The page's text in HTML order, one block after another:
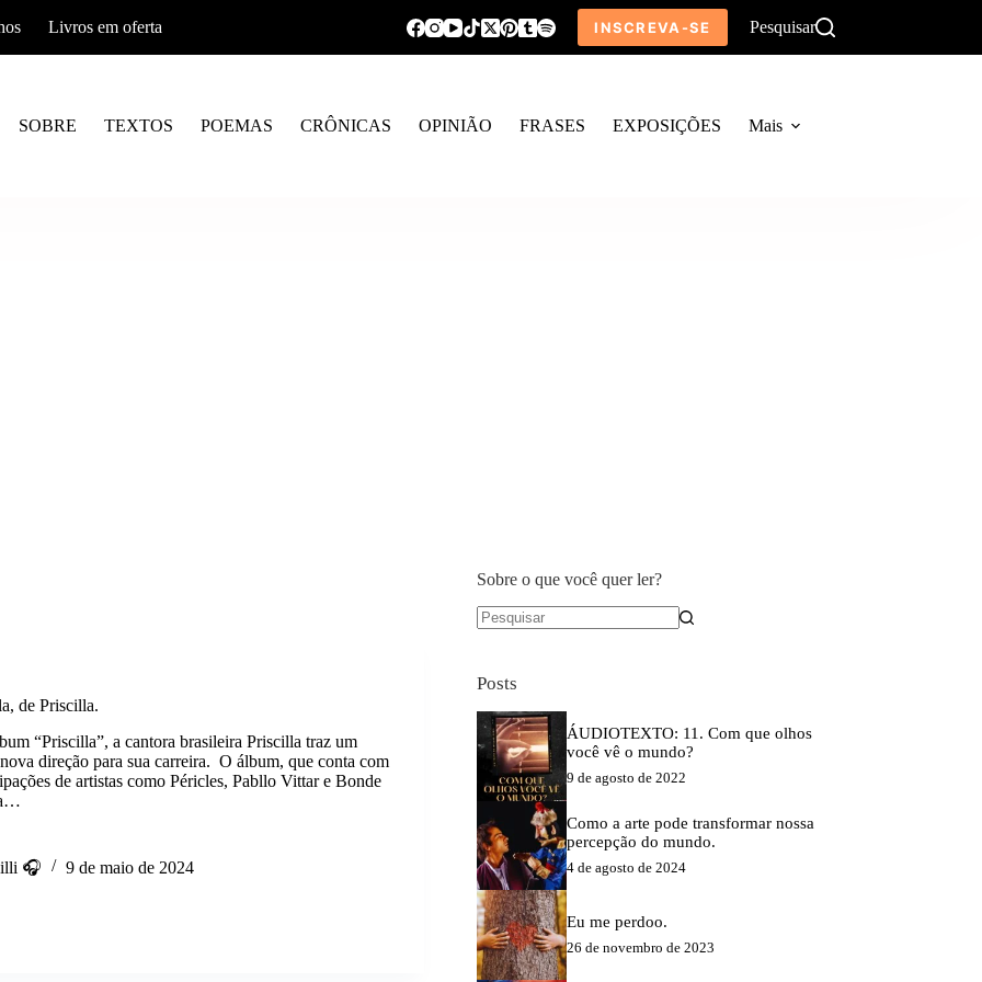
Livros em oferta INSCREVA-SE Pesquisar
SOBRE TEXTOS POEMAS CRÔNICAS OPINIÃO FRASES EXPOSIÇÕES Mais
de Priscilla.
“Priscilla”, a cantora brasileira Priscilla traz um
direção para sua carreira. O álbum, que conta com
de artistas como Péricles, Pabllo Vittar e Bonde
🎧 9 de maio de 2024
Sobre o que você quer ler?
Posts
ÁUDIOTEXTO: 11. Com que olhos
você vê o mundo?
9 de agosto de 2022
Como a arte pode transformar nossa
percepção do mundo.
4 de agosto de 2024
Eu me perdoo.
26 de novembro de 2023